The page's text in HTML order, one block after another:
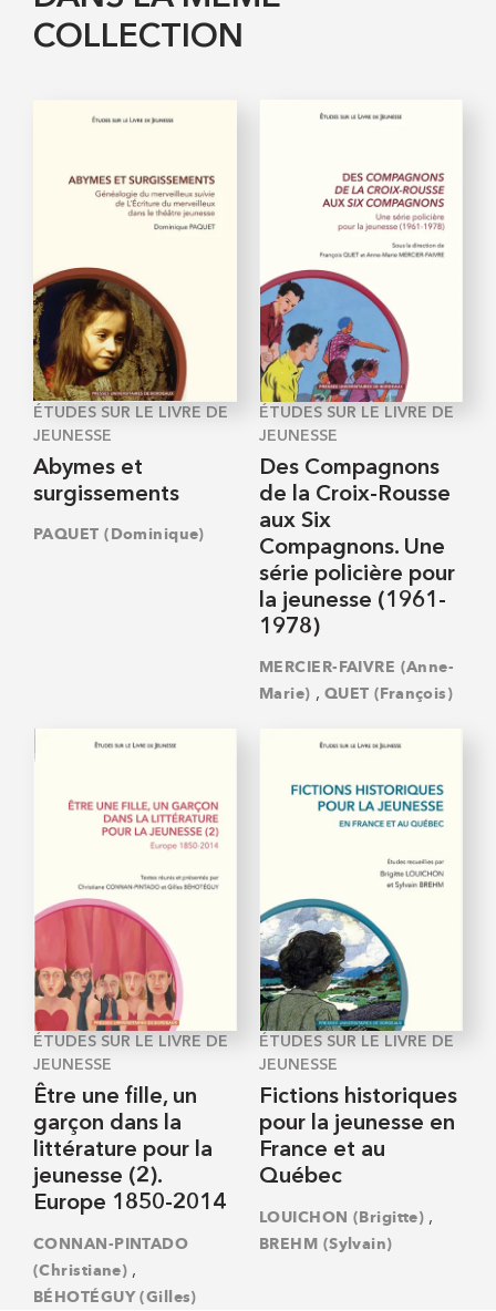
COLLECTION
ÉTUDES SUR LE LIVRE DE
JEUNESSE
Abymes et
surgissements
PAQUET (Dominique)
ÉTUDES SUR LE LIVRE DE
JEUNESSE
Des Compagnons
de la Croix-Rousse
aux Six
Compagnons. Une
série policière pour
la jeunesse (1961-
1978)
MERCIER-FAIVRE (Anne-
Marie) , QUET (François)
ÉTUDES SUR LE LIVRE DE
JEUNESSE
Être une fille, un
garçon dans la
littérature pour la
jeunesse (2).
Europe 1850-2014
CONNAN-PINTADO
(Christiane) ,
BÉHOTÉGUY (Gilles)
ÉTUDES SUR LE LIVRE DE
JEUNESSE
Fictions historiques
pour la jeunesse en
France et au
Québec
LOUICHON (Brigitte) ,
BREHM (Sylvain)